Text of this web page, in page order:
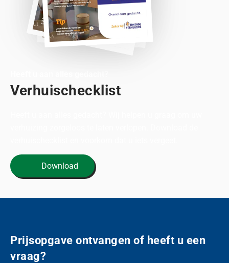
Verhuischecklist
Download
Prijsopgave ontvangen of heeft u een
vraag?